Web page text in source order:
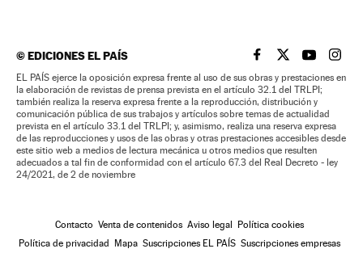
©EDICIONES EL PAÍS EL PAÍS BRASIL EN
EL PAÍSEL PAÍS
EL
EL PAÍS ejerce la oposición expresa frente al uso de sus obras y prestaciones en
la elaboración de revistas de prensa prevista en el artículo 32.1 del TRLPI;
también realiza la reserva expresa frente a la reproducción, distribución y
comunicación pública de sus trabajos y artículos sobre temas de actualidad
prevista en el artículo 33.1 del TRLPI; y, asimismo, realiza una reserva expresa
de las reproducciones y usos de las obras y otras prestaciones accesibles desde
este sitio web a medios de lectura mecánica u otros medios que resulten
adecuados a tal fin de conformidad con el artículo 67.3 del Real Decreto - ley
24/2021, de 2 de noviembre
Contacto Venta de contenidos Aviso legal Política cookies
Política de privacidad Mapa Suscripciones EL PAÍS Suscripciones empresas